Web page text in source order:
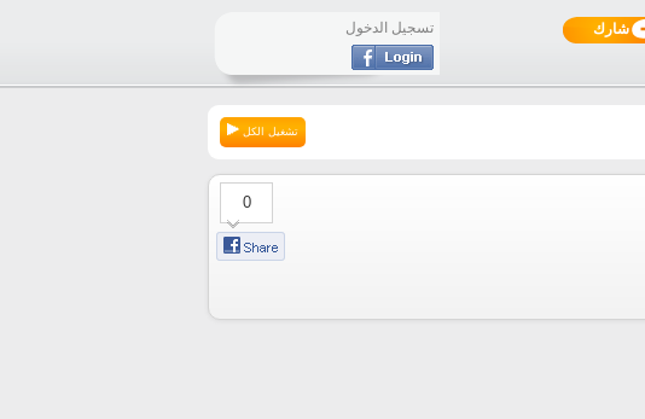
شارك تسجيل الدخول
تشغيل الكل
0